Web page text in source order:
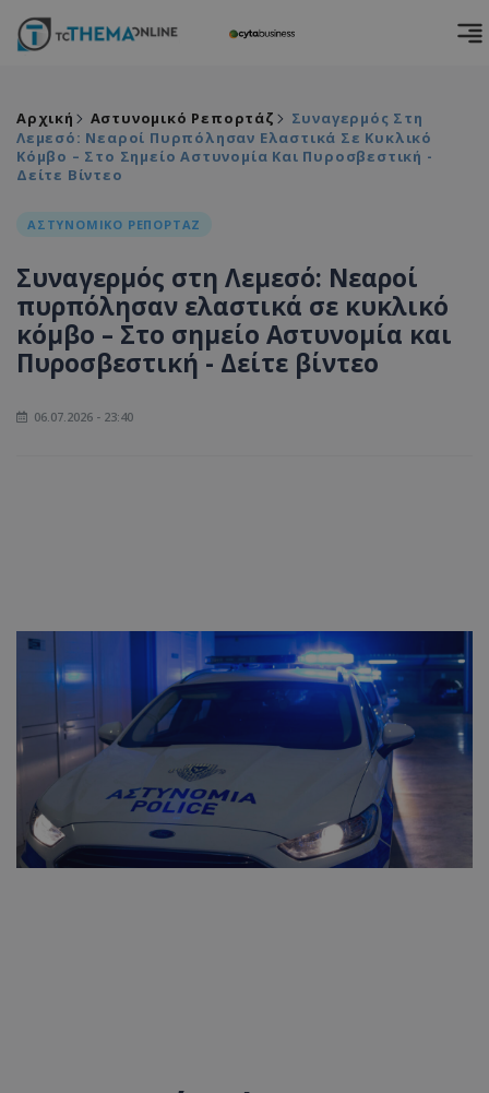
Αρχική Αστυνομικό Ρεπορτάζ
Συναγερμός Στη
Λεμεσό: Νεαροί Πυρπόλησαν Ελαστικά Σε Κυκλικό
Κόμβο – Στο Σημείο Αστυνομία Και Πυροσβεστική -
Δείτε Βίντεο
ΑΣΤΥΝΟΜΙΚΟ ΡΕΠΟΡΤΑΖ
Συναγερμός στη Λεμεσό: Νεαροί
πυρπόλησαν ελαστικά σε κυκλικό
κόμβο – Στο σημείο Αστυνομία και
Πυροσβεστική - Δείτε βίντεο
06.07.2026 - 23:40